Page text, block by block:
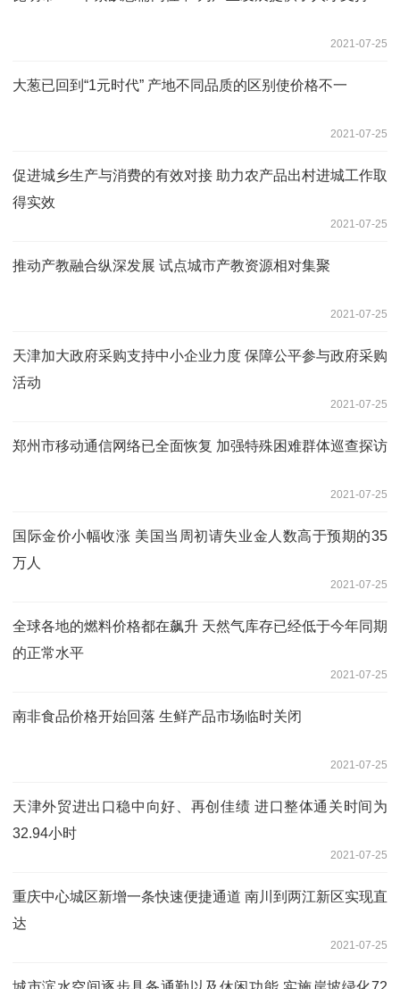
2021-07-25
大葱已回到“1元时代” 产地不同品质的区别使价格不一
2021-07-25
促进城乡生产与消费的有效对接 助力农产品出村进城工作取
得实效
2021-07-25
推动产教融合纵深发展 试点城市产教资源相对集聚
2021-07-25
天津加大政府采购支持中小企业力度 保障公平参与政府采购
活动
2021-07-25
郑州市移动通信网络已全面恢复 加强特殊困难群体巡查探访
2021-07-25
国际金价小幅收涨 美国当周初请失业金人数高于预期的35
万人
2021-07-25
全球各地的燃料价格都在飙升 天然气库存已经低于今年同期
的正常水平
2021-07-25
南非食品价格开始回落 生鲜产品市场临时关闭
2021-07-25
天津外贸进出口稳中向好、再创佳绩 进口整体通关时间为
32.94小时
2021-07-25
重庆中心城区新增一条快速便捷通道 南川到两江新区实现直
达
2021-07-25